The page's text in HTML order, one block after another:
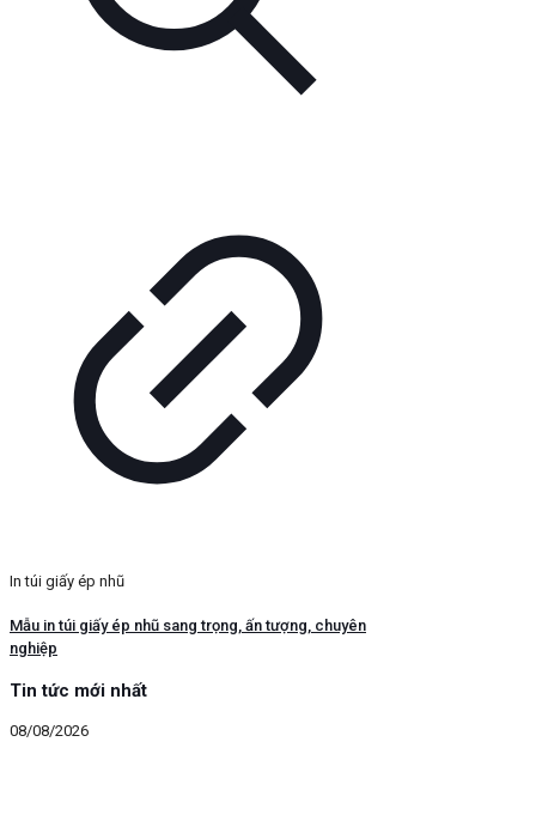
In túi giấy ép nhũ
Mẫu in túi giấy ép nhũ sang trọng, ấn tượng, chuyên
nghiệp
Tin tức mới nhất
08/08/2026